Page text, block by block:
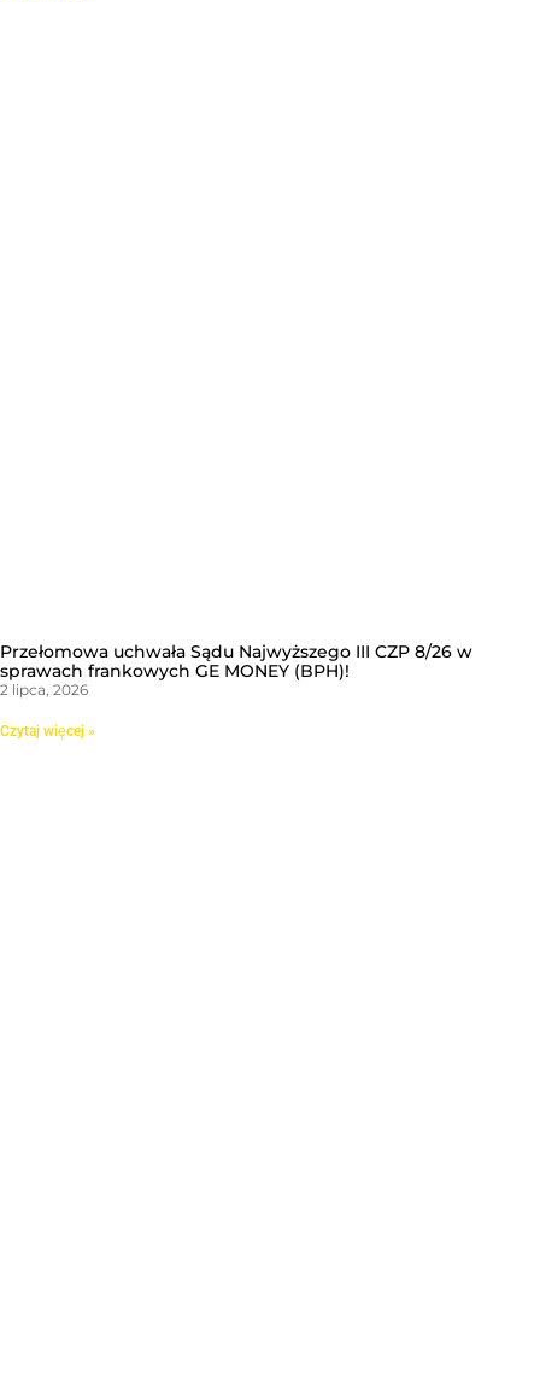
Przełomowa uchwała Sądu Najwyższego III CZP 8/26 w
sprawach frankowych GE MONEY (BPH)!
2 lipca, 2026
Czytaj więcej »